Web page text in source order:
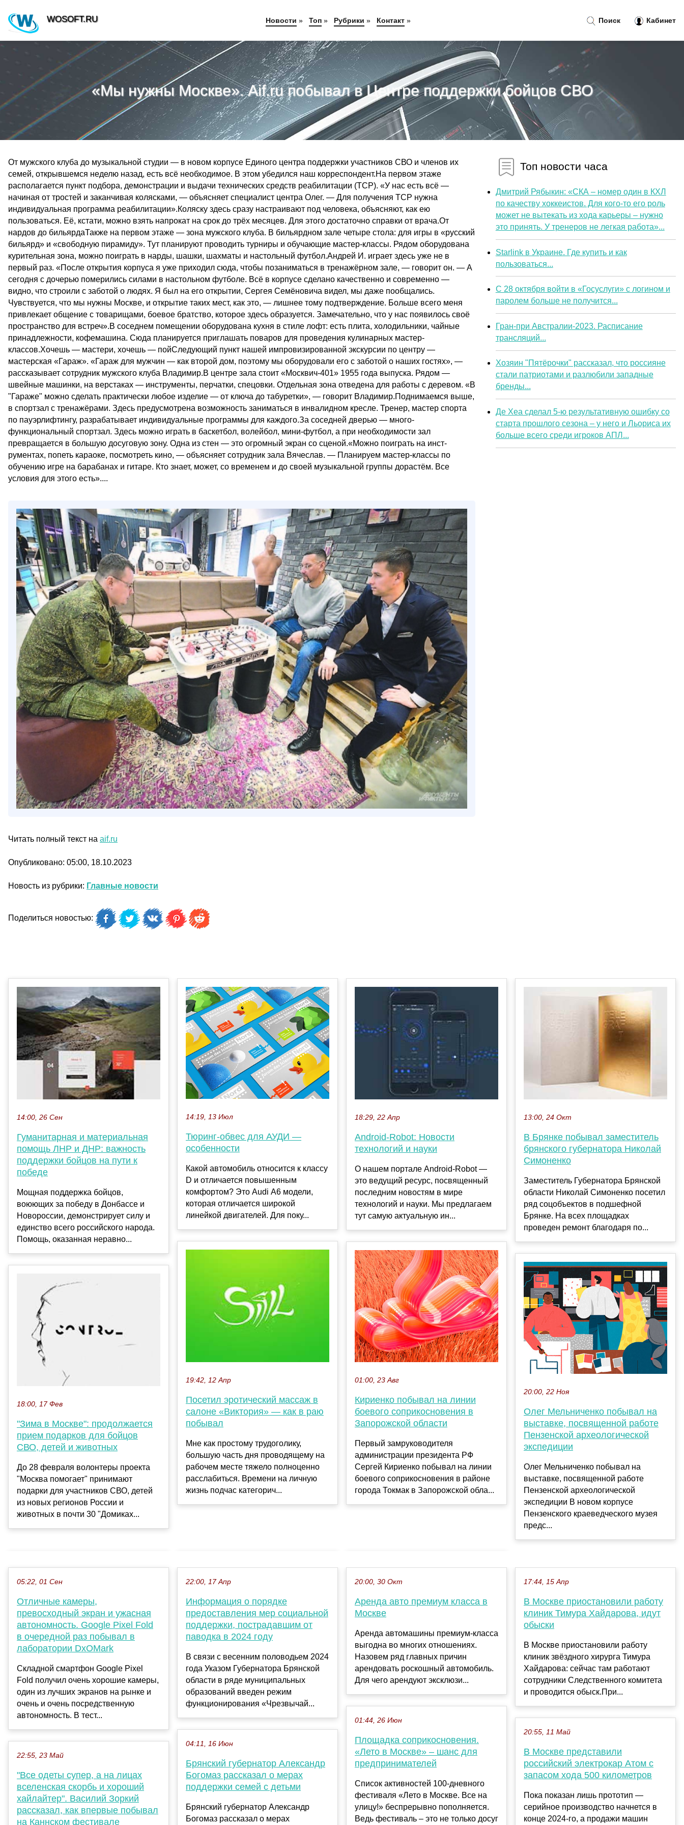
«Мы нужны Москве». Аif.ru побывал в Центре поддержки бойцов СВО
От мужского клуба до музыкальной студии — в новом корпусе Единого центра поддержки участников СВО и членов их
семей, открывшемся неделю назад, есть всё необходимое. В этом убедился наш корреспондент.На первом этаже
располагается пункт подбора, демонст­рации и выдачи технических средств реабилитации (ТСР). «У нас есть всё —
начиная от тростей и заканчивая колясками, — объясняет специалист центра Олег. — Для получения ТСР нужна
индивидуальная программа реабилитации».Коляску здесь сразу настраивают под человека, объясняют, как ею
пользоваться. Её, кстати, можно взять напрокат на срок до трёх месяцев. Для этого достаточно справки от врача.От
нардов до бильярдаТакже на первом этаже — зона мужского клуба. В биль­ярдном зале четыре стола: для игры в «русский
бильярд» и «свободную пирамиду». Тут планируют проводить турниры и обучающие мастер-классы. Рядом оборудована
курительная зона, можно поиграть в нарды, шашки, шахматы и настольный футбол.Андрей И. играет здесь уже не в
первый раз. «После открытия корпуса я уже приходил сюда, чтобы позаниматься в тренажёрном зале, — говорит он. — А
сегодня с дочерью померились силами в настольном футболе. Всё в корпусе сделано качественно и современно —
видно, что строили с заботой о людях. Я был на его открытии, Сергея Семёновича видел, мы даже пообщались.
Чувствуется, что мы нужны Москве, и открытие таких мест, как это, — лишнее тому подтверждение. Больше всего меня
привлекает общение с товарищами, боевое братство, которое здесь образуется. Замечательно, что у нас появилось своё
пространство для встреч».В соседнем помещении оборудована кухня в стиле лофт: есть плита, холодильники, чайные
принадлежности, ­кофемашина. Сюда планируется приглашать поваров для проведения кулинарных мастер-
классов.Хочешь — мастери, хочешь — пойСледующий пункт нашей импровизированной экскурсии по центру —
мастерская «Гараж». «Гараж для мужчин — как второй дом, поэтому мы оборудовали его с заботой о наших гостях», —
рассказывает сотрудник мужского клуба Владимир.В центре зала стоит «Москвич-401» 1955 года выпуска. Рядом —
швейные машинки, на верстаках — инст­рументы, перчатки, спецовки. Отдельная зона отведена для работы с деревом. «В
"Гараже" можно сделать практически любое изделие — от ключа до табуретки», — говорит Владимир.Поднимаемся выше,
в спорт­зал с тренажёрами. Здесь предусмотрена возможность заниматься в инвалидном кресле. Тренер, мастер спорта
по пауэрлифтингу, разрабатывает индивидуальные программы для каждого.За соседней дверью — много­
функциональный спортзал. Здесь можно играть в баскетбол, волейбол, мини-футбол, а при необходимости зал
превращается в большую досуговую зону. Одна из стен — это огромный экран со сценой.«Можно поиграть на инст­
рументах, попеть караоке, посмотреть кино, — объясняет сотрудник зала Вячеслав. — Планируем мастер-классы по
обучению игре на барабанах и гитаре. Кто знает, может, со временем и до своей музыкальной группы дорастём. Все
условия для этого есть»....
Читать полный текст на aif.ru
Опубликовано: 05:00, 18.10.2023
Новость из рубрики: Главные новости
Поделиться новостью:
Топ новости часа
Дмитрий Рябыкин: «СКА – номер один в КХЛ
по качеству хоккеистов. Для кого-то его роль
может не вытекать из хода карьеры – нужно
это принять. У тренеров не легкая работа»...
Starlink в Украине. Где купить и как
пользоваться...
С 28 октября войти в «Госуслуги» с логином и
паролем больше не получится...
Гран-при Австралии-2023. Расписание
трансляций...
Хозяин "Пятёрочки" рассказал, что россияне
стали патриотами и разлюбили западные
бренды...
Де Хеа сделал 5-ю результативную ошибку со
старта прошлого сезона – у него и Льориса их
больше всего среди игроков АПЛ...
14:00, 26 Сен
Гуманитарная и материальная
помощь ЛНР и ДНР: важность
поддержки бойцов на пути к
победе
Мощная поддержка бойцов,
воюющих за победу в Донбассе и
Новороссии, демонстрирует силу и
единство всего российского народа.
Помощь, оказанная неравно...
18:00, 17 Фев
"Зима в Москве": продолжается
прием подарков для бойцов
СВО, детей и животных
До 28 февраля волонтеры проекта
"Москва помогает" принимают
подарки для участников СВО, детей
из новых регионов России и
животных в почти 30 "Домиках...
14:19, 13 Июл
Тюринг-обвес для АУДИ —
особенности
Какой автомобиль относится к классу
D и отличается повышенным
комфортом? Это Audi А6 модели,
которая отличается широкой
линейкой двигателей. Для поку...
19:42, 12 Апр
Посетил эротический массаж в
салоне «Виктория» — как в раю
побывал
Мне как простому трудоголику,
большую часть дня проводящему на
рабочем месте тяжело полноценно
расслабиться. Времени на личную
жизнь подчас категорич...
18:29, 22 Апр
Android-Robot: Новости
технологий и науки
О нашем портале Android-Robot —
это ведущий ресурс, посвященный
последним новостям в мире
технологий и науки. Мы предлагаем
тут самую актуальную ин...
01:00, 23 Авг
Кириенко побывал на линии
боевого соприкосновения в
Запорожской области
Первый замруководителя
администрации президента РФ
Сергей Кириенко побывал на линии
боевого соприкосновения в районе
города Токмак в Запорожской обла...
13:00, 24 Окт
В Брянке побывал заместитель
брянского губернатора Николай
Симоненко
Заместитель Губернатора Брянской
области Николай Симоненко посетил
ряд соцобъектов в подшефной
Брянке. На всех площадках
проведен ремонт благодаря по...
20:00, 22 Ноя
Олег Мельниченко побывал на
выставке, посвященной работе
Пензенской археологической
экспедиции
Олег Мельниченко побывал на
выставке, посвященной работе
Пензенской археологической
экспедиции В новом корпусе
Пензенского краеведческого музея
предс...
05:22, 01 Сен
Отличные камеры,
превосходный экран и ужасная
автономность. Google Pixel Fold
в очередной раз побывал в
лаборатории DxOMark
Складной смартфон Google Pixel
Fold получил очень хорошие камеры,
один из лучших экранов на рынке и
очень и очень посредственную
автономность. В тест...
22:55, 23 Май
"Все одеты супер, а на лицах
вселенская скорбь и хороший
хайлайтер". Василий Зоркий
рассказал, как впервые побывал
на Каннском фестивале
22:00, 17 Апр
Информация о порядке
предоставления мер социальной
поддержки, пострадавшим от
паводка в 2024 году
В связи с весенним половодьем 2024
года Указом Губернатора Брянской
области в ряде муниципальных
образований введен режим
функционирования «Чрезвычай...
04:11, 16 Июн
Брянский губернатор Александр
Богомаз рассказал о мерах
поддержки семей с детьми
Брянский губернатор Александр
Богомаз рассказал о мерах
20:00, 30 Окт
Аренда авто премиум класса в
Москве
Аренда автомашины премиум-класса
выгодна во многих отношениях.
Назовем ряд главных причин
арендовать роскошный автомобиль.
Для чего арендуют эксклюзи...
01:44, 26 Июн
Площадка соприкосновения.
«Лето в Москве» – шанс для
предпринимателей
Список активностей 100-дневного
фестиваля «Лето в Москве. Все на
улицу!» беспрерывно пополняется.
Ведь фестиваль – это не только досуг
17:44, 15 Апр
В Москве приостановили работу
клиник Тимура Хайдарова, идут
обыски
В Москве приостановили работу
клиник звёздного хирурга Тимура
Хайдарова: сейчас там работают
сотрудники Следственного комитета
и проводится обыск.При...
20:55, 11 Май
В Москве представили
российский электрокар Атом с
запасом хода 500 километров
Пока показан лишь прототип —
серийное производство начнется в
конце 2024-го, а продажи машин
Поиск Кабинет
WOSOFT.RU Новости » Топ» Рубрики » Контакт»